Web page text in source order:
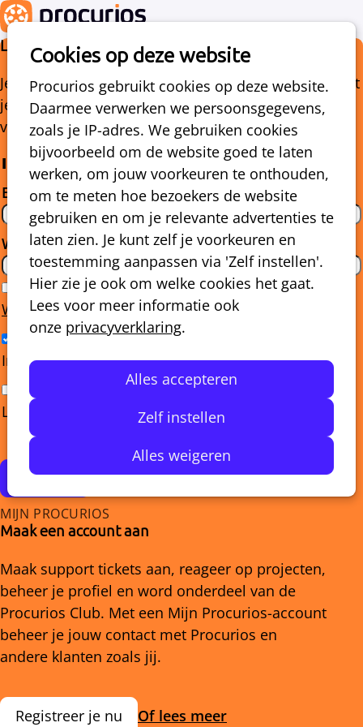
Cookies op deze website
Procurios gebruikt cookies op deze website.
Daarmee verwerken we persoonsgegevens,
zoals je IP-adres. We gebruiken cookies
bijvoorbeeld om de website goed te laten
werken, om jouw voorkeuren te onthouden,
om te meten hoe bezoekers de website
gebruiken en om je relevante advertenties te
laten zien. Je kunt zelf je voorkeuren en
toestemming aanpassen via 'Zelf instellen'.
Hier zie je ook om welke cookies het gaat.
Lees voor meer informatie ook
onze privacyverklaring.
Alles accepteren
Zelf instellen
Alles weigeren
Login bij Mijn Procurios
Je moet inloggen om deze pagina te bekijken. Je kunt
je e-mailadres en wachtwoord in de onderstaande
velden invullen om in te loggen.
Inloggen
E-mailadres / Gebruikersnaam
Wachtwoord
Wachtwoord weergeven
Wachtwoord vergeten?
Ingelogd blijven
Log mij uit op andere apparaten
Inloggen
MIJN PROCURIOS
Maak een account aan
Maak support tickets aan, reageer op projecten,
beheer je profiel en word onderdeel van de
Procurios Club. Met een Mijn Procurios-account
beheer je jouw contact met Procurios en
andere klanten zoals jij.
Registreer je nu Of lees meer